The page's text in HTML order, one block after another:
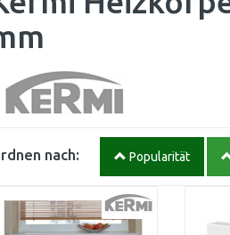
nach: Popularität